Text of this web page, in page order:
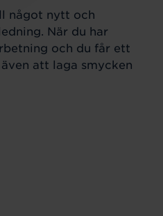
något nytt och
När du har
och du får ett
att laga smycken